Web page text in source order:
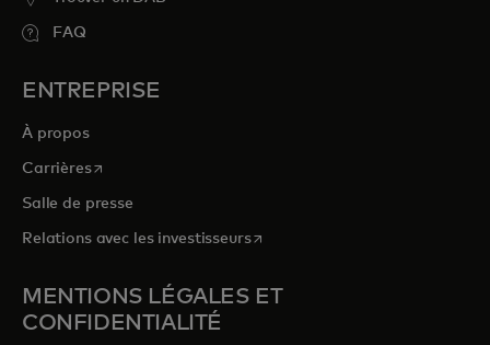
FAQ
ENTREPRISE
À propos
Carrièress’ouvre dans un nouvel onglet
Salle de presse
Relations avec les investisseurss’ouvre dans un nouvel onglet
MENTIONS LÉGALES ET
CONFIDENTIALITÉ